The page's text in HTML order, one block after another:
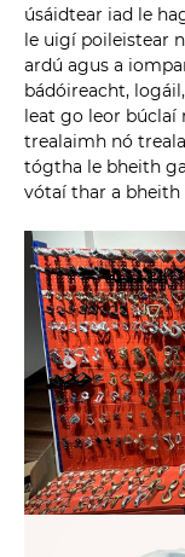
úsáidtear iad le
le uigí poileistear
ardú agus a
bádóireacht,
leat go leor búclaí
trealaimh nó
tógtha le bheith
vótaí thar a bheith